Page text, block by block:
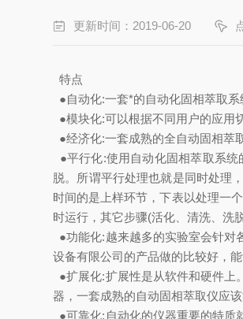
更新时间：2019-06-20
特点
●自动化:一套*的自动化固相萃取
●模块化:可以根据不同用户的应用
●经济化:一套成熟的全自动固相萃
●平行化:使用自动化固相萃取系
脱。所谓平行处理也就是同时处理
时间的是上样环节，下表以处理一
时运行，其它步骤(活化、清洗、洗
●功能化:越来越多的实验室会针对
设备有限公司的产品做的比较好，
●扩展化:扩展性是从软件和硬件上
器，一套成熟的自动固相萃取仪应
●可靠化:自动化的仪器重要的特质